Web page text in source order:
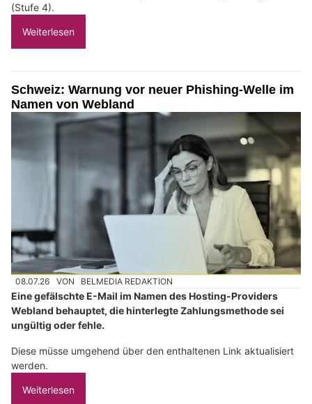
(Stufe 4).
Weiterlesen
Schweiz: Warnung vor neuer Phishing-Welle im
Namen von Webland
08.07.26 VON BELMEDIA REDAKTION
Eine gefälschte E-Mail im Namen des Hosting-Providers
Webland behauptet, die hinterlegte Zahlungsmethode sei
ungültig oder fehle.
Diese müsse umgehend über den enthaltenen Link aktualisiert
werden.
Weiterlesen